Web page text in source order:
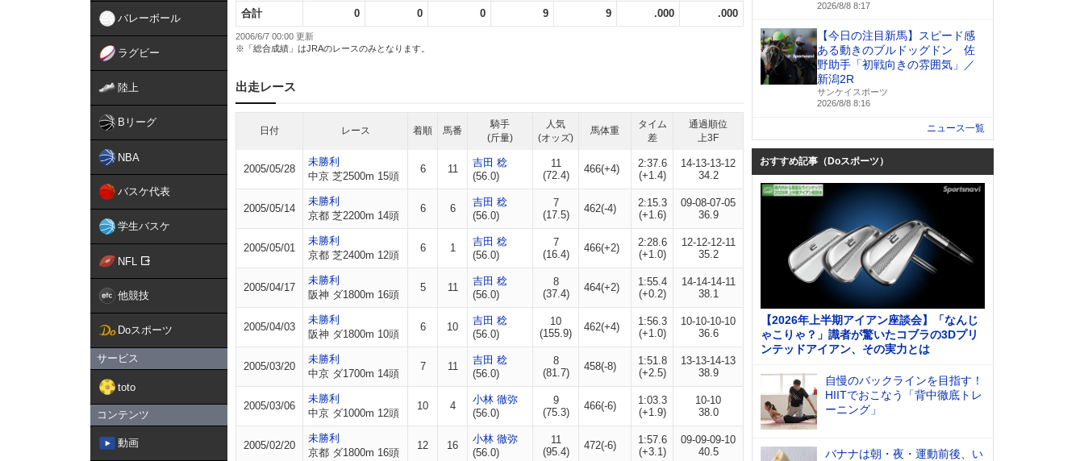
バレーボール
ラグビー
陸上
Bリーグ
NBA
バスケ代表
学生バスケ
NFL
他競技
Doスポーツ
サービス
toto
コンテンツ
動画
合計 0 0 0 9 9 .000 .000
2006/6/7 00:00 更新
※「総合成績」はJRAのレースのみとなります。
出走レース
日付 レース 着順 馬番
騎手
(斤量)
人気
(オッズ)
馬体重
タイム
差
通過順位
上3F
2005/05/28
未勝利
中京 芝2500m 15頭
6 11
吉田 稔
(56.0)
11
(72.4)
466(+4)
2:37.6
(+1.4)
14-13-13-12
34.2
2005/05/14
未勝利
京都 芝2200m 14頭
6 6
吉田 稔
(56.0)
7
(17.5)
462(-4)
2:15.3
(+1.6)
09-08-07-05
36.9
2005/05/01
未勝利
京都 芝2400m 12頭
6 1
吉田 稔
(56.0)
7
(16.4)
466(+2)
2:28.6
(+1.0)
12-12-12-11
35.2
2005/04/17
未勝利
阪神 ダ1800m 16頭
5 11
吉田 稔
(56.0)
8
(37.4)
464(+2)
1:55.4
(+0.2)
14-14-14-11
38.1
2005/04/03
未勝利
阪神 ダ1800m 10頭
6 10
吉田 稔
(56.0)
10
(155.9)
462(+4)
1:56.3
(+1.0)
10-10-10-10
36.6
2005/03/20
未勝利
中京 ダ1700m 14頭
7 11
吉田 稔
(56.0)
8
(81.7)
458(-8)
1:51.8
(+2.5)
13-13-14-13
38.9
2005/03/06
未勝利
中京 ダ1000m 12頭
10 4
小林 徹弥
(56.0)
9
(75.3)
466(-6)
1:03.3
(+1.9)
10-10
38.0
2005/02/20
未勝利
京都 ダ1800m 16頭
12 16
小林 徹弥
(56.0)
11
(95.4)
472(-6)
1:57.6
(+3.1)
09-09-09-10
40.5
2026/8/8 8:17
【今日の注目新馬】スピード感
ある動きのブルドッグドン 佐
野助手「初戦向きの雰囲気」／
新潟2R
サンケイスポーツ
2026/8/8 8:16
ニュース一覧
おすすめ記事（Doスポーツ）
【2026年上半期アイアン座談会】「なんじ
ゃこりゃ？」識者が驚いたコブラの3Dプリ
ンテッドアイアン、その実力とは
自慢のバックラインを目指す！
HIITでおこなう「背中徹底トレ
ーニング」
バナナは朝・夜・運動前後、い